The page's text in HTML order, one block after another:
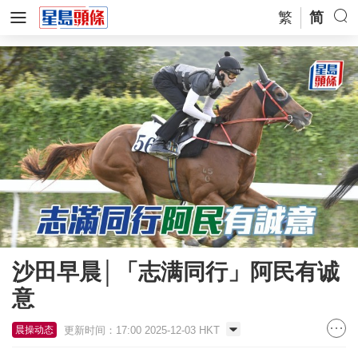
繁 简
沙田早晨│「志满同行」阿民有诚
意
晨操动态 更新时间：17:00 2025-12-03 HKT